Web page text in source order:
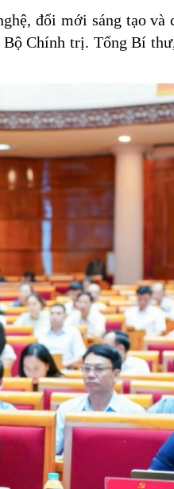
đổi mới sáng tạo và
Chính trị. Tổng Bí